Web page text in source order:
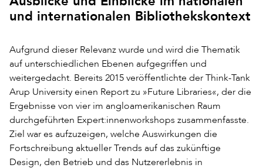
und internationalen Bibliothekskontext
Aufgrund dieser Relevanz wurde und wird die Thematik
auf unterschiedlichen Ebenen aufgegriffen und
weitergedacht. Bereits 2015 veröffentlichte der Think-Tank
Arup University einen Report zu »Future Libraries«, der die
Ergebnisse von vier im angloamerikanischen Raum
durchgeführten Expert:innenworkshops zusammenfasste.
Ziel war es aufzuzeigen, welche Auswirkungen die
Fortschreibung aktueller Trends auf das zukünftige
Design, den Betrieb und das Nutzererlebnis in